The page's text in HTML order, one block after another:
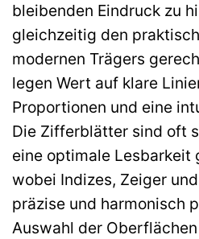
bleibenden Eindruck zu
gleichzeitig den
modernen Trägers
legen Wert auf klare
Proportionen und eine
Die Zifferblätter sind oft
eine optimale Lesbarkeit
wobei Indizes, Zeiger
präzise und harmonisch
Auswahl der